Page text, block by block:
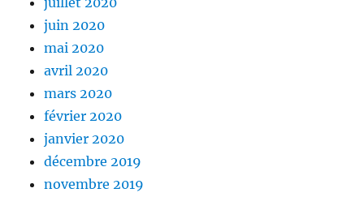
juin 2020
mai 2020
avril 2020
mars 2020
février 2020
janvier 2020
décembre 2019
novembre 2019